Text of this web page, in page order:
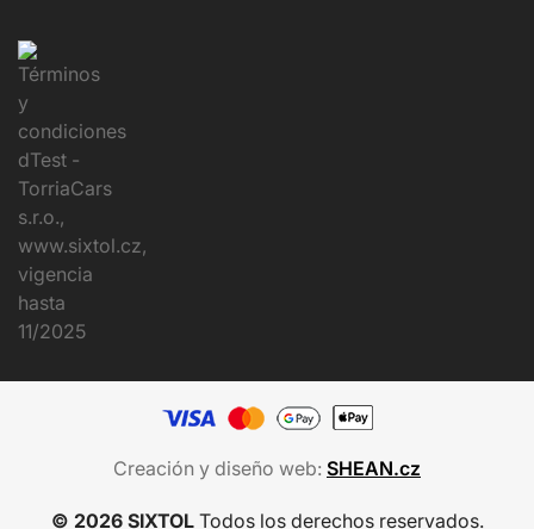
Creación y diseño web: SHEAN.cz
© 2026 SIXTOLTodos los derechos reservados.